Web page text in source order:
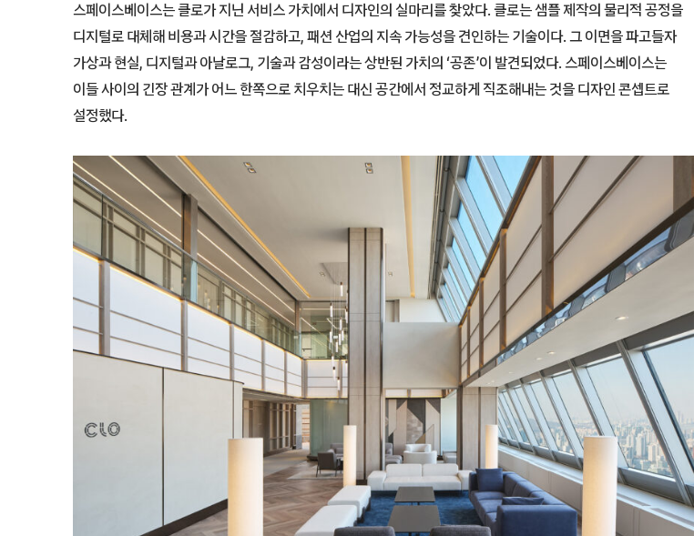
스페이스베이스는 클로가 지닌 서비스 가치에서 디자인의 실마리를 찾았다. 클로는 샘플 제작의 물리적 공정을
디지털로 대체해 비용과 시간을 절감하고, 패션 산업의 지속 가능성을 견인하는 기술이다. 그 이면을 파고들자
가상과 현실, 디지털과 아날로그, 기술과 감성이라는 상반된 가치의 ‘공존’이 발견되었다. 스페이스베이스는
이들 사이의 긴장 관계가 어느 한쪽으로 치우치는 대신 공간에서 정교하게 직조해내는 것을 디자인 콘셉트로
설정했다.